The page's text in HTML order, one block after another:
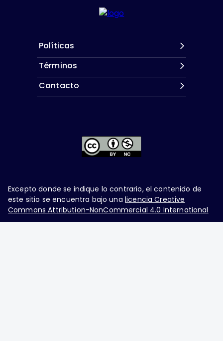
Políticas
Términos
Contacto
Excepto donde se indique lo contrario, el contenido de
este sitio se encuentra bajo una licencia Creative
Commons Attribution-NonCommercial 4.0 International